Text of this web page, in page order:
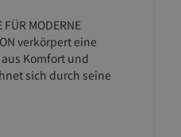
FÜR MODERNE
verkörpert eine
Komfort und
sich durch seine